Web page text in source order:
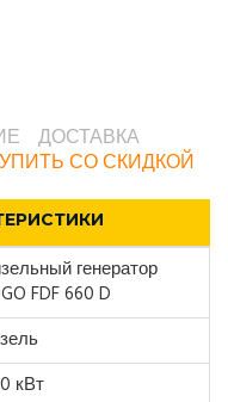
ДОСТАВКА
СО СКИДКОЙ
генератор
FDF 660 D
кВт